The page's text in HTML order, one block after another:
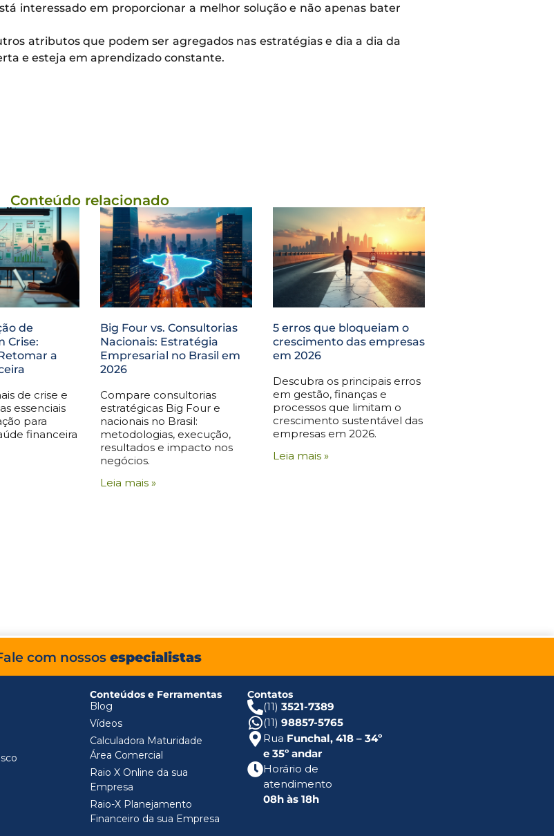
interessado em proporcionar a melhor solução e não apenas bater
atributos que podem ser agregados nas estratégias e dia a dia da
e esteja em aprendizado constante.
Conteúdo relacionado
de
Crise:
a
de crise e
essenciais
para
financeira
Big Four vs. Consultorias
Nacionais: Estratégia
Empresarial no Brasil em
2026
Compare consultorias
estratégicas Big Four e
nacionais no Brasil:
metodologias, execução,
resultados e impacto nos
negócios.
Leia mais »
5 erros que bloqueiam o
crescimento das empresas
em 2026
Descubra os principais erros
em gestão, finanças e
processos que limitam o
crescimento sustentável das
empresas em 2026.
Leia mais »
com nossos especialistas
Conteúdos e Ferramentas
Blog
Vídeos
Calculadora Maturidade
Área Comercial
Raio X Online da sua
Empresa
Raio-X Planejamento
Financeiro da sua Empresa
Contatos
(11) 3521-7389
(11) 98857-5765
Rua Funchal, 418 – 34º
e 35º andar
Horário de
atendimento
08h às 18h